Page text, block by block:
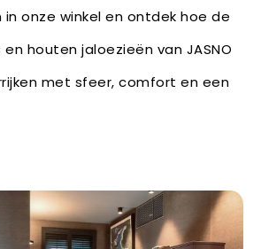
in onze winkel en ontdek hoe de
houten jaloezieën van JASNO
met sfeer, comfort en een